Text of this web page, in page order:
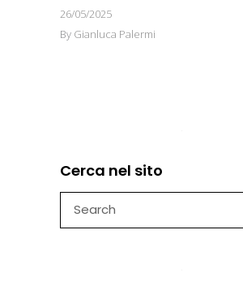
26/05/2025
By Gianluca Palermi
Cerca nel sito